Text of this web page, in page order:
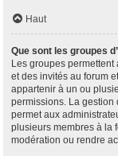
Haut
Que sont les groupes
Les groupes
et des invités au forum
appartenir à un ou
permissions. La gestion
permet aux
plusieurs membres à la
modération ou rendre